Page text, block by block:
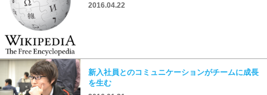
2016.04.22
新入社員とのコミュニケーションがチームに成長
を生む